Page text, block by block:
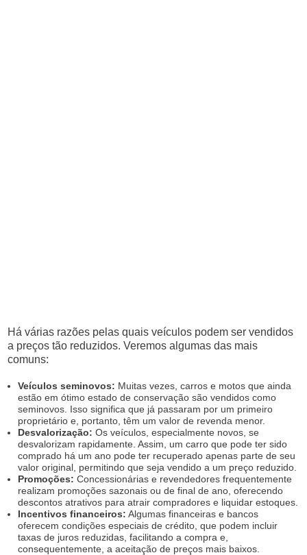
Há várias razões pelas quais veículos podem ser vendidos
a preços tão reduzidos. Veremos algumas das mais
comuns:
Veículos seminovos: Muitas vezes, carros e motos que ainda
estão em ótimo estado de conservação são vendidos como
seminovos. Isso significa que já passaram por um primeiro
proprietário e, portanto, têm um valor de revenda menor.
Desvalorização: Os veículos, especialmente novos, se
desvalorizam rapidamente. Assim, um carro que pode ter sido
comprado há um ano pode ter recuperado apenas parte de seu
valor original, permitindo que seja vendido a um preço reduzido.
Promoções: Concessionárias e revendedores frequentemente
realizam promoções sazonais ou de final de ano, oferecendo
descontos atrativos para atrair compradores e liquidar estoques.
Incentivos financeiros: Algumas financeiras e bancos
oferecem condições especiais de crédito, que podem incluir
taxas de juros reduzidas, facilitando a compra e,
consequentemente, a aceitação de preços mais baixos.